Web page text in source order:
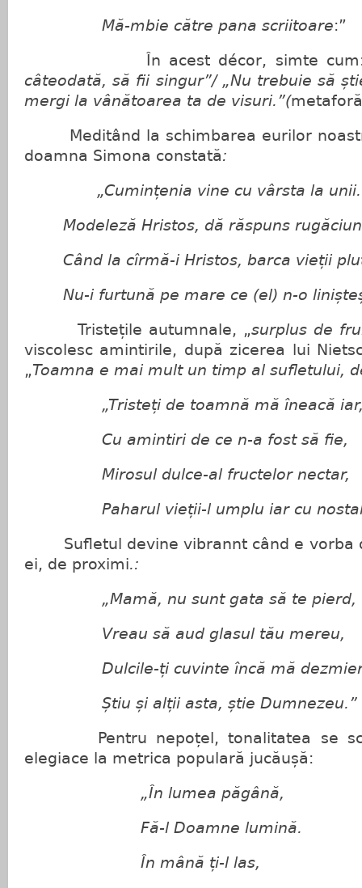
Mă-mbie către pana scriitoare:”
În acest décor, simte cum:
câteodată, să fii singur”/ „Nu trebuie să
mergi la vânătoarea ta de visuri.”(
Meditând la schimbarea eurilor
doamna Simona constată:
„Cumințenia vine cu vârsta la unii.
Modeleză Hristos, dă răspuns
Când la cîrmă-i Hristos, barca vieții
Nu-i furtună pe mare ce (el) n-o
Tristețile autumnale, „surplus de
viscolesc amintirile, după zicerea lui
„Toamna e mai mult un timp al sufletului,
„Tristeți de toamnă mă îneacă
Cu amintiri de ce n-a fost să fie,
Mirosul dulce-al fructelor nectar,
Paharul vieții-l umplu iar cu
Sufletul devine vibrannt când e vorba
ei, de proximi.:
„Mamă, nu sunt gata să te pierd,
Vreau să aud glasul tău mereu,
Dulcile-ți cuvinte încă mă
Știu și alții asta, știe Dumnezeu.”
Pentru nepoțel, tonalitatea se
elegiace la metrica populară jucăușă:
„În lumea păgână,
Fă-l Doamne lumină.
În mână ți-l las,